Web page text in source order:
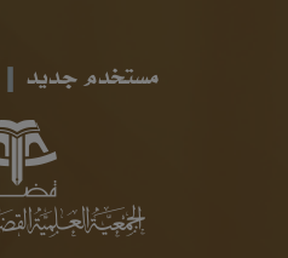
مستخدم جديد